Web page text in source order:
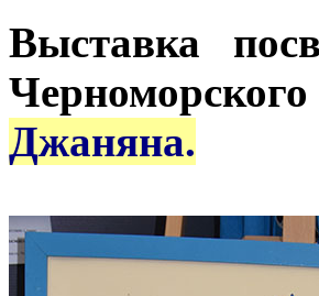
Выставка
Джаняна.